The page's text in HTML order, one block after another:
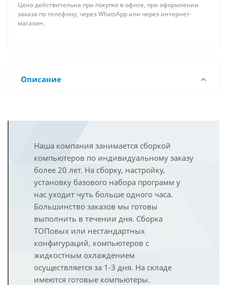
Цена действительна при покупке в офисе, при оформлении
заказа по телефону, через WhatsApp или через интернет-
магазин.
Описание
Наша компания занимается сборкой
компьютеров по индивидуальному заказу
более 20 лет. На сборку, настройку,
установку базового набора программ у
нас уходит чуть больше одного часа.
Большинство заказов мы готовы
выполнить в течении дня. Сборка
ТОПовых или нестандартных
конфигураций, компьютеров с
жидкостным охлаждением
осуществляется за 1-3 дня. На складе
имеются готовые компьютеры.